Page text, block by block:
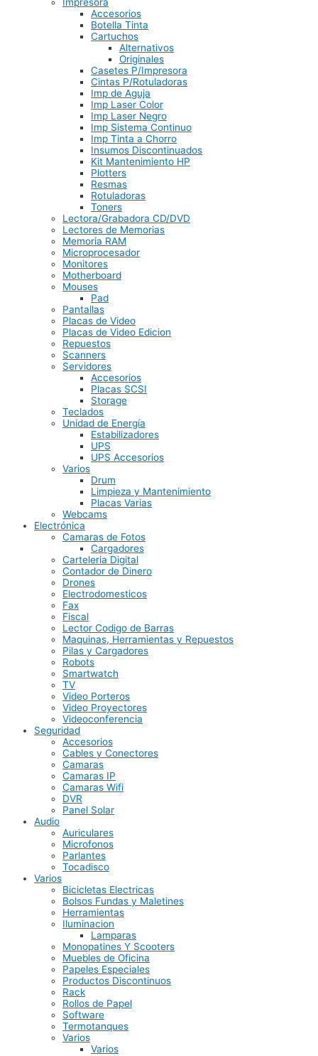
Accesorios
Botella Tinta
Cartuchos
Alternativos
Originales
Casetes P/Impresora
Cintas P/Rotuladoras
Imp de Aguja
Imp Laser Color
Imp Laser Negro
Imp Sistema Continuo
Imp Tinta a Chorro
Insumos Discontinuados
Kit Mantenimiento HP
Plotters
Resmas
Rotuladoras
Toners
Lectora/Grabadora CD/DVD
Lectores de Memorias
Memoria RAM
Microprocesador
Monitores
Motherboard
Mouses
Pad
Pantallas
Placas de Video
Placas de Video Edicion
Repuestos
Scanners
Servidores
Accesorios
Placas SCSI
Storage
Teclados
Unidad de Energía
Estabilizadores
UPS
UPS Accesorios
Varios
Drum
Limpieza y Mantenimiento
Placas Varias
Webcams
Electrónica
Camaras de Fotos
Cargadores
Carteleria Digital
Contador de Dinero
Drones
Electrodomesticos
Fax
Fiscal
Lector Codigo de Barras
Maquinas, Herramientas y Repuestos
Pilas y Cargadores
Robots
Smartwatch
TV
Video Porteros
Video Proyectores
Videoconferencia
Seguridad
Accesorios
Cables y Conectores
Camaras
Camaras IP
Camaras Wifi
DVR
Panel Solar
Audio
Auriculares
Microfonos
Parlantes
Tocadisco
Varios
Bicicletas Electricas
Bolsos Fundas y Maletines
Herramientas
Iluminacion
Lamparas
Monopatines Y Scooters
Muebles de Oficina
Papeles Especiales
Productos Discontinuos
Rack
Rollos de Papel
Software
Termotanques
Varios
Varios